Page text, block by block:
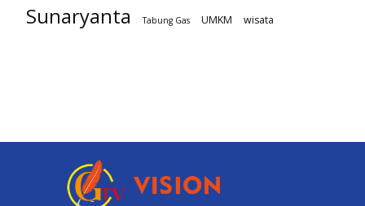
Sunaryanta Tabung Gas UMKM wisata